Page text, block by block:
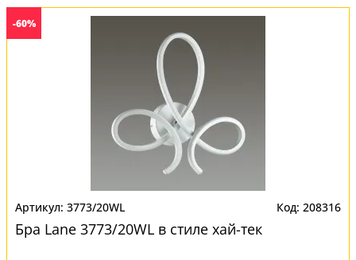
-60%
3773/20WL 208316
Бра Lane 3773/20WL в стиле хай-тек